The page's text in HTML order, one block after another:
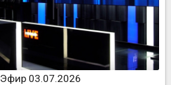
Эфир 03.07.2026